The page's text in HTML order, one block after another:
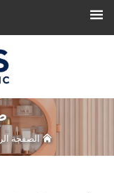
الصفحة